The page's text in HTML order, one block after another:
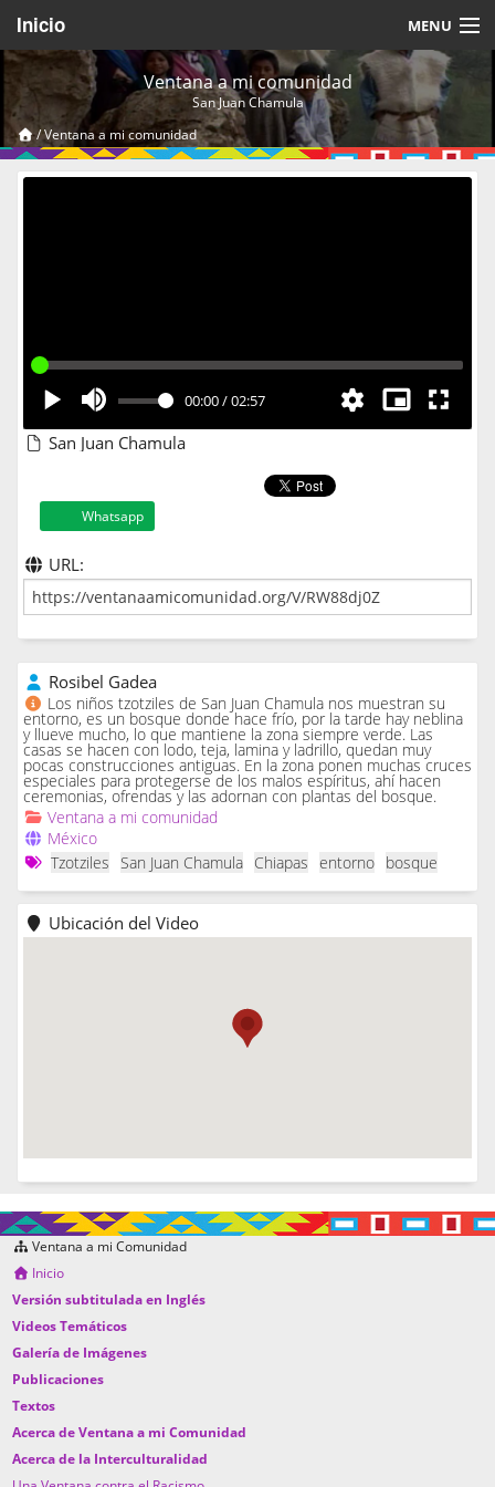
Inicio MENU
Acerca de
Videos Temáticos
Cerrar Sesión
Ventana a mi comunidad
San Juan Chamula
/Ventana a mi comunidad
00:00/02:57
San Juan Chamula
Whatsapp
URL:
Rosibel Gadea
Los niños tzotziles de San Juan Chamula nos muestran su
entorno, es un bosque donde hace frío, por la tarde hay neblina
y llueve mucho, lo que mantiene la zona siempre verde. Las
casas se hacen con lodo, teja, lamina y ladrillo, quedan muy
pocas construcciones antiguas. En la zona ponen muchas cruces
especiales para protegerse de los malos espíritus, ahí hacen
ceremonias, ofrendas y las adornan con plantas del bosque.
Ventana a mi comunidad
México
Tzotziles
San Juan Chamula Chiapas entorno bosque
Ubicación del Video
Ventana a mi Comunidad
Inicio
Versión subtitulada en Inglés
Videos Temáticos
Galería de Imágenes
Publicaciones
Textos
Acerca de Ventana a mi Comunidad
Acerca de la Interculturalidad